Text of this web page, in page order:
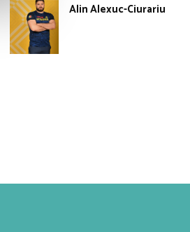
Alin Alexuc-Ciurariu